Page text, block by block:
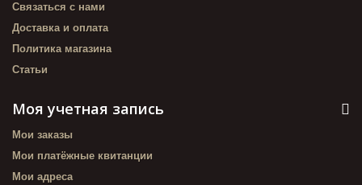
Связаться с нами
Доставка и оплата
Политика магазина
Статьи
Моя учетная запись
Мои заказы
Мои платёжные квитанции
Мои адреса